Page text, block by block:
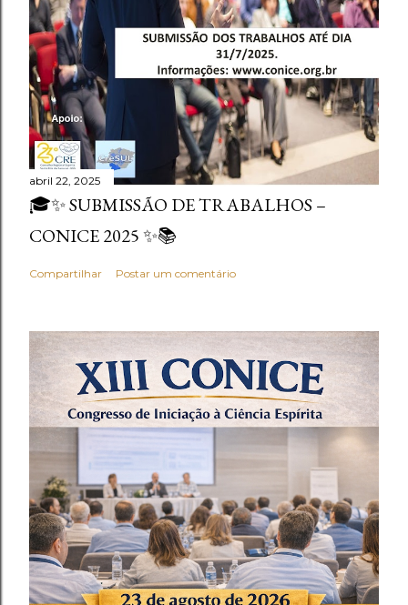
abril 22, 2025
🎓✨ SUBMISSÃO DE TRABALHOS –
CONICE 2025 ✨📚
Compartilhar Postar um comentário